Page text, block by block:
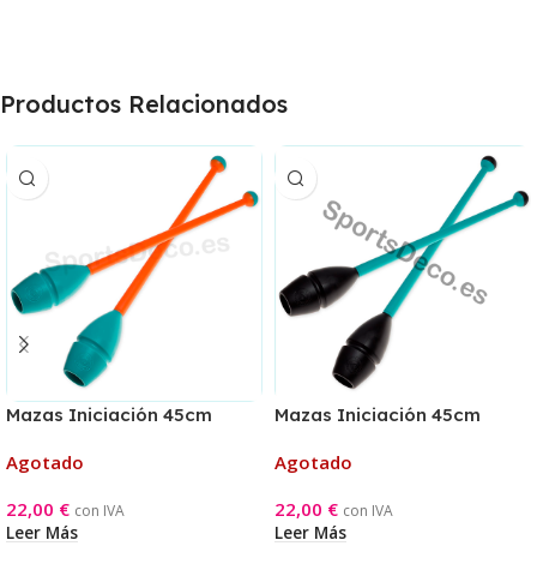
Productos Relacionados
Mazas Iniciación 45cm
Agotado
22,00 € con IVA
Leer Más
Mazas Iniciación 45cm
Agotado
22,00 € con IVA
Leer Más